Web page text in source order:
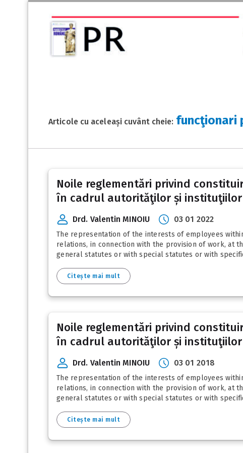
Articole cu aceleași cuvânt cheie: funcţionari
Noile reglementări privind
în cadrul autorităţilor și instituţiilor
Drd. Valentin MINOIU 03 01 2022
The representation of the interests of employees
relations, in connection with the provision of work, at
general statutes or with special statutes or with
Citește mai mult
Noile reglementări privind
în cadrul autorităţilor și instituţiilor
Drd. Valentin MINOIU 03 01 2018
The representation of the interests of employees
relations, in connection with the provision of work, at
general statutes or with special statutes or with
Citește mai mult